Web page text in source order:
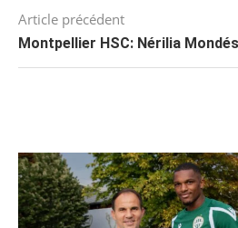
Article précédent
Montpellier HSC: Nérilia